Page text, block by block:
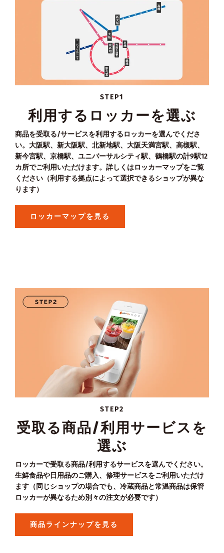
STEP1
利用するロッカーを選ぶ
商品を受取る/サービスを利用するロッカーを選んでくださ
い。大阪駅、新大阪駅、北新地駅、大阪天満宮駅、高槻駅、
新今宮駅、京橋駅、ユニバーサルシティ駅、鶴橋駅の計9駅12
カ所でご利用いただけます。詳しくはロッカーマップをご覧
ください（利用する拠点によって選択できるショップが異な
ります）
ロッカーマップを見る
STEP2
受取る商品/利用サービスを
選ぶ
ロッカーで受取る商品/利用するサービスを選んでください。
生鮮食品や日用品のご購入、修理サービスをご利用いただけ
ます（同じショップの場合でも、冷蔵商品と常温商品は保管
ロッカーが異なるため別々の注文が必要です）
商品ラインナップを見る